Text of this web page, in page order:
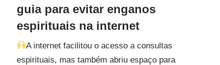
guia para evitar enganos
espirituais na internet
A internet facilitou o acesso a consultas
espirituais, mas também abriu espaço para